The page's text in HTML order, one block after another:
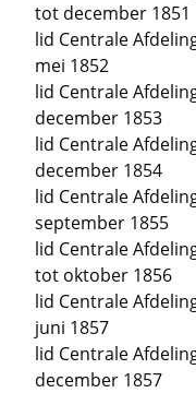
tot december 1851
lid Centrale
mei 1852
lid Centrale
december 1853
lid Centrale
december 1854
lid Centrale
september 1855
lid Centrale
tot oktober 1856
lid Centrale
juni 1857
lid Centrale
december 1857